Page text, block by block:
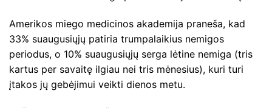
Amerikos miego medicinos akademija praneša, kad
33% suaugusiųjų patiria trumpalaikius nemigos
periodus, o 10% suaugusiųjų serga lėtine nemiga (tris
kartus per savaitę ilgiau nei tris mėnesius), kuri turi
įtakos jų gebėjimui veikti dienos metu.